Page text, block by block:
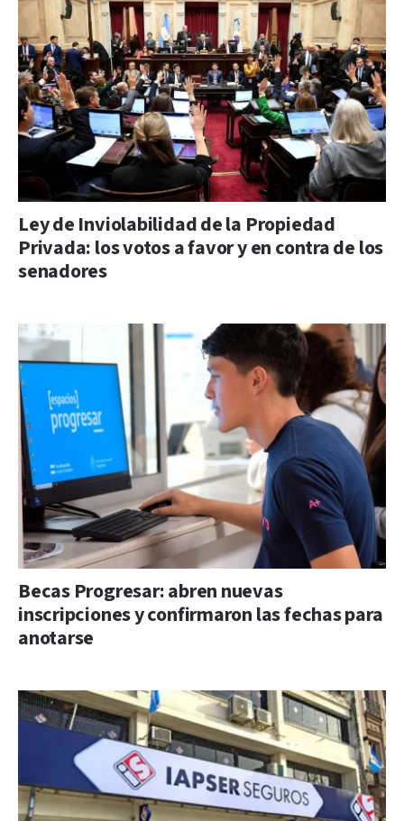
Ley de Inviolabilidad de la Propiedad
Privada: los votos a favor y en contra de los
senadores
Becas Progresar: abren nuevas
inscripciones y confirmaron las fechas para
anotarse